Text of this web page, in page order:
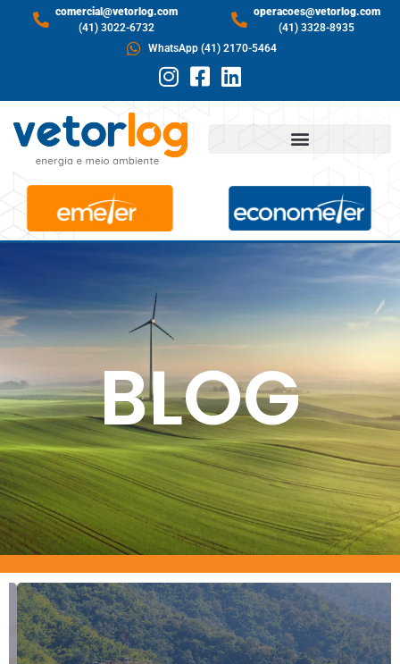
comercial@vetorlog.com
(41) 3022-6732
operacoes@vetorlog.com
(41) 3328-8935
WhatsApp (41) 2170-5464
BLOG